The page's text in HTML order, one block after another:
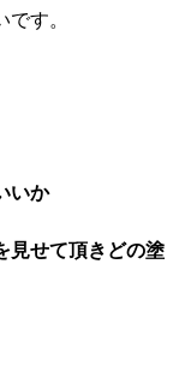
す。
いか
見せて頂きどの塗